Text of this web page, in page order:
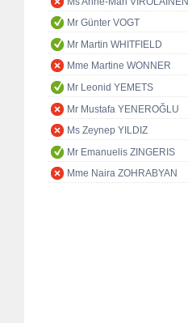
Mr Günter VOGT
Mr Martin WHITFIELD
Mme Martine WONNER
Mr Leonid YEMETS
Mr Mustafa YENEROĞLU
Ms Zeynep YILDIZ
Mr Emanuelis ZINGERIS
Mme Naira ZOHRABYAN